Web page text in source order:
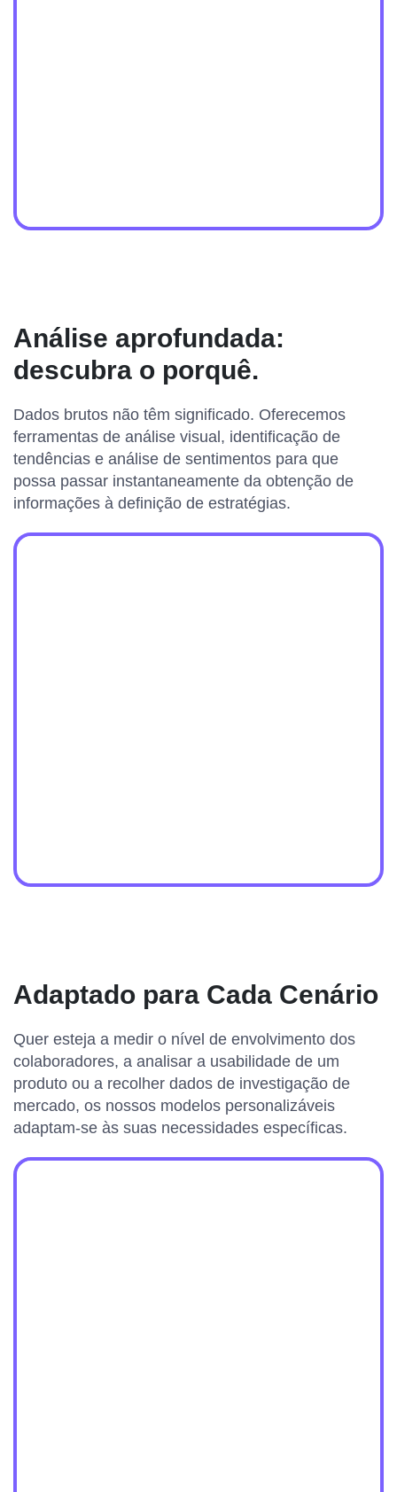
Análise aprofundada:
descubra o porquê.
Dados brutos não têm significado. Oferecemos
ferramentas de análise visual, identificação de
tendências e análise de sentimentos para que
possa passar instantaneamente da obtenção de
informações à definição de estratégias.
Adaptado para Cada Cenário
Quer esteja a medir o nível de envolvimento dos
colaboradores, a analisar a usabilidade de um
produto ou a recolher dados de investigação de
mercado, os nossos modelos personalizáveis
adaptam-se às suas necessidades específicas.